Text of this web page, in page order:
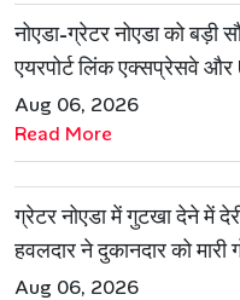
नोएडा-ग्रेटर नोएडा को बड़ी
एयरपोर्ट लिंक एक्सप्रेसवे
प्रोजेक्ट को मिली मंजूरी
Aug 06, 2026
Read More
ग्रेटर नोएडा में गुटखा देने में
हवलदार ने दुकानदार को मारी
गिरफ्तार
Aug 06, 2026